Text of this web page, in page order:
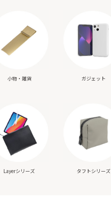
小物・雑貨 ガジェット
Layerシリーズ タフトシリーズ